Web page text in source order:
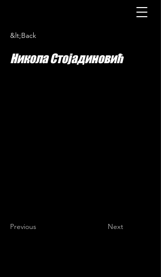
&lt;Back
Никола Стојадиновић
Previous Next